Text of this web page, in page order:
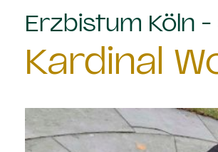
Erzbistum Köln
Kardinal